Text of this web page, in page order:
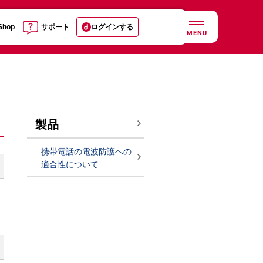
サポート ログインする
MENU
製品
携帯電話の電波防護への
適合性について